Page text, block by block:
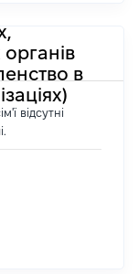
в
відсутні